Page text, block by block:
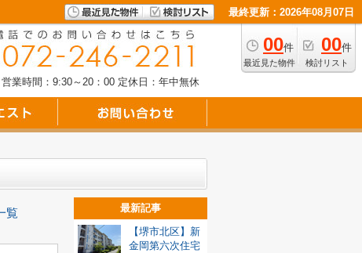
最終更新：2026年08月07日
00件
最近見た物件
00件
検討リスト
営業時間：9:30～20：00 定休日：年中無休
覧
最新記事
【堺市北区】新
金岡第六次住宅